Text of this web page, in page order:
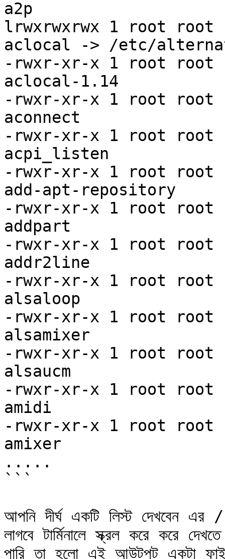
a2p
lrwxrwxrwx 1 root
aclocal -> /etc/
-rwxr-xr-x 1 root root
aclocal-1.14
-rwxr-xr-x 1 root root
aconnect
-rwxr-xr-x 1 root root
acpi_listen
-rwxr-xr-x 1 root root
add-apt-repository
-rwxr-xr-x 1 root root
addpart
-rwxr-xr-x 1 root root
addr2line
-rwxr-xr-x 1 root root
alsaloop
-rwxr-xr-x 1 root root
alsamixer
-rwxr-xr-x 1 root root
alsaucm
-rwxr-xr-x 1 root root
amidi
-rwxr-xr-x 1 root root
amixer
.....
```
আপনি দীর্ঘ একটি লিস্ট দেখবেন
লাগবে টার্মিনালে স্ক্রল করে করে
পারি তা হলো এই আউটপুট একটা